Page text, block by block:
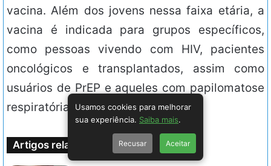
vacina. Além dos jovens nessa faixa etária, a
vacina é indicada para grupos específicos,
como pessoas vivendo com HIV, pacientes
oncológicos e transplantados, assim como
usuários de PrEP e aqueles com papilomatose
respiratória recorrente.
Artigos relacionados
Usamos cookies para melhorar
sua experiência. Saiba mais.
Recusar Aceitar